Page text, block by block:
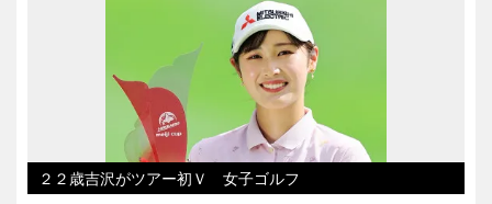
２２歳吉沢がツアー初Ｖ 女子ゴルフ